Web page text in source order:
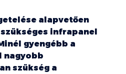
alapvetően
infrapanel
gyengébb a
nagyobb
szükség a